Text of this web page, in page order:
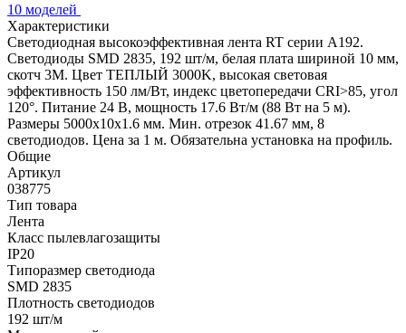
10 моделей
Характеристики
Светодиодная высокоэффективная лента RT серии A192.
Светодиоды SMD 2835, 192 шт/м, белая плата шириной 10 мм,
скотч 3M. Цвет ТЕПЛЫЙ 3000K, высокая световая
эффективность 150 лм/Вт, индекс цветопередачи CRI>85, угол
120°. Питание 24 В, мощность 17.6 Вт/м (88 Вт на 5 м).
Размеры 5000x10x1.6 мм. Мин. отрезок 41.67 мм, 8
светодиодов. Цена за 1 м. Обязательна установка на профиль.
Общие
Артикул
038775
Тип товара
Лента
Класс пылевлагозащиты
IP20
Типоразмер светодиода
SMD 2835
Плотность светодиодов
192 шт/м